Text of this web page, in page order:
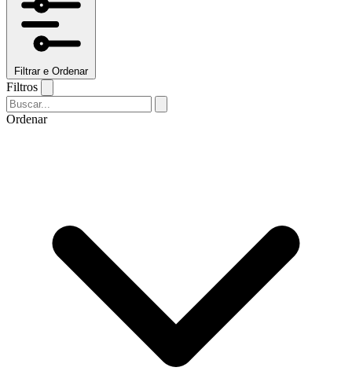
Filtrar e Ordenar
Filtros
Ordenar